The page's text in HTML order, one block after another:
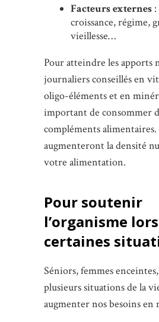
Facteurs externes
croissance, régime,
vieillesse…
Pour atteindre les apports
journaliers conseillés en
oligo-éléments et en
important de consommer
compléments alimentaires.
augmenteront la densité
votre alimentation.
Pour soutenir
l’organisme
certaines
Séniors, femmes
plusieurs situations de la
augmenter nos besoins